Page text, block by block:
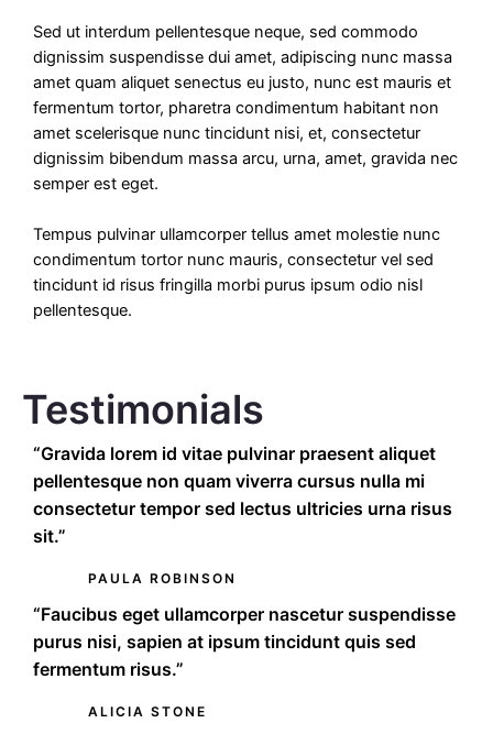
Sed ut interdum pellentesque neque, sed commodo
dignissim suspendisse dui amet, adipiscing nunc massa
amet quam aliquet senectus eu justo, nunc est mauris et
fermentum tortor, pharetra condimentum habitant non
amet scelerisque nunc tincidunt nisi, et, consectetur
dignissim bibendum massa arcu, urna, amet, gravida nec
semper est eget.
Tempus pulvinar ullamcorper tellus amet molestie nunc
condimentum tortor nunc mauris, consectetur vel sed
tincidunt id risus fringilla morbi purus ipsum odio nisl
pellentesque.
Testimonials
“Gravida lorem id vitae pulvinar praesent aliquet
pellentesque non quam viverra cursus nulla mi
consectetur tempor sed lectus ultricies urna risus
sit.”
PAULA ROBINSON
“Faucibus eget ullamcorper nascetur suspendisse
purus nisi, sapien at ipsum tincidunt quis sed
fermentum risus.”
ALICIA STONE